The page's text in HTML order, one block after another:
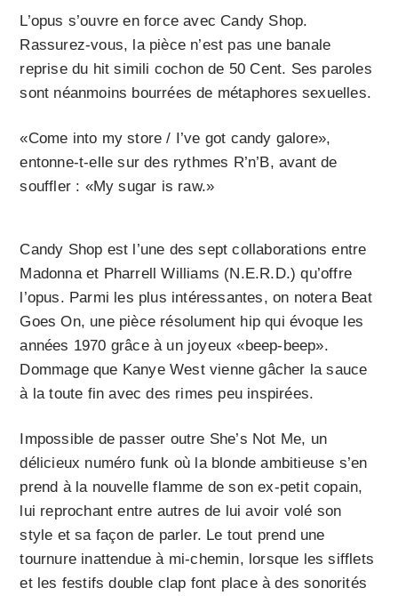
L’opus s’ouvre en force avec Candy Shop.
Rassurez-vous, la pièce n’est pas une banale
reprise du hit simili cochon de 50 Cent. Ses paroles
sont néanmoins bourrées de métaphores sexuelles.
«Come into my store / I’ve got candy galore»,
entonne-t-elle sur des rythmes R’n’B, avant de
souffler : «My sugar is raw.»
Candy Shop est l’une des sept collaborations entre
Madonna et Pharrell Williams (N.E.R.D.) qu’offre
l’opus. Parmi les plus intéressantes, on notera Beat
Goes On, une pièce résolument hip qui évoque les
années 1970 grâce à un joyeux «beep-beep».
Dommage que Kanye West vienne gâcher la sauce
à la toute fin avec des rimes peu inspirées.
Impossible de passer outre She’s Not Me, un
délicieux numéro funk où la blonde ambitieuse s’en
prend à la nouvelle flamme de son ex-petit copain,
lui reprochant entre autres de lui avoir volé son
style et sa façon de parler. Le tout prend une
tournure inattendue à mi-chemin, lorsque les sifflets
et les festifs double clap font place à des sonorités